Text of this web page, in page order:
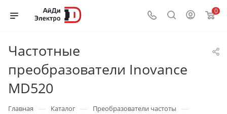
0
Частотные
преобразователи Inovance
MD520
Главная — Каталог — Преобразователи частоты —